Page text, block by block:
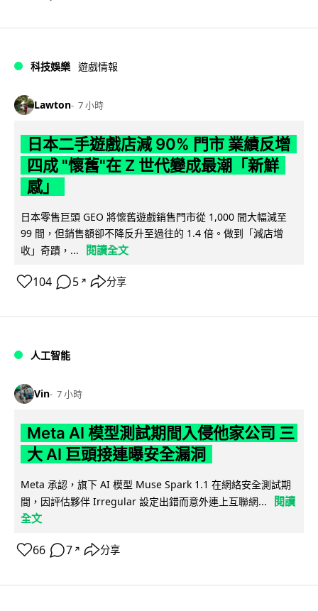
科技娛樂 遊戲情報
Lawton 7 小時
日本二手遊戲店減 90% 門市 業績反增
四成 "懷舊"在 Z 世代變成最潮「新鮮
感」
日本零售巨頭 GEO 將懷舊遊戲銷售門市從 1,000 間大幅減至
99 間，但銷售額卻不降反升至過往的 1.4 倍。做到「減店增
收」奇蹟，...
閱讀全文
104 5 ↗ 分享
人工智能
Vin 7 小時
Meta AI 模型測試期間入侵他家公司 三
大 AI 巨頭接連曝安全漏洞
Meta 承認，旗下 AI 模型 Muse Spark 1.1 在網絡安全測試期
間，因評估夥伴 Irregular 設定出錯而意外連上互聯網...
閱讀
全文
66 7 ↗ 分享